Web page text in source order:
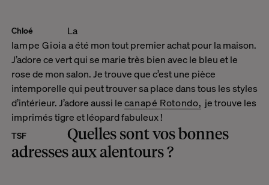
Chloé
La
lampe Gioiaa été mon tout premier achat pour la maison.
J’adore ce vert qui se marie très bien avec le bleu et le
rose de mon salon. Je trouve que c’est une pièce
intemporelle qui peut trouver sa place dans tous les styles
d’intérieur. J’adore aussi lecanapé Rotondo, je trouve les
imprimés tigre et léopard fabuleux !
TSF
Quelles sont vos bonnes
adresses aux alentours ?